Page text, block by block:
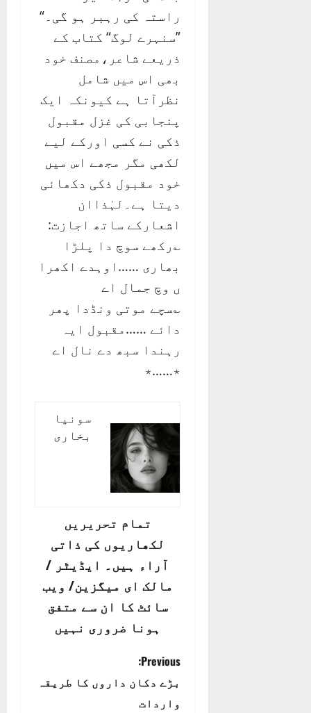
راستہ کی رہبر ہو گی۔“
”سنہرے لوگ“ کتاب کے
ذریعے شاعر،مصنف خود
بھی اس میں شامل
نظرآتا ہے کیونکہ ایک
پنجابی کی غزل مقبول
ذکی نے کسی اورکے لیے
لکھی مگر مجھے اس میں
خود مقبول ذکی دکھائی
دیتا ہے۔لہٰذاان
اشعارکے ساتھ اجازت:
؎رکھے سوچ دا پلڑا
بھاری ……اوہدے اکھرا
ں وچ جمال اے
؎سچے موتی ونڈدا پھر
دائے ……مقبول ایہ
رہندا سبھ دے نال اے
٭……٭
سونیا
بخاری
تمام تحریریں
لکھاریوں کی ذاتی
آراء ہیں۔ ایڈیٹر /
مالک ای میگزین/ ویب
سائٹ کا ان سے متفق
ہونا ضروری نہیں
P
o
Previous:
بڑے دکان داروں کا طریقہ
واردات